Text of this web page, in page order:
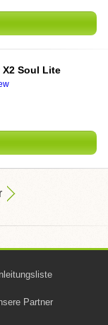
Soul Lite
Partner